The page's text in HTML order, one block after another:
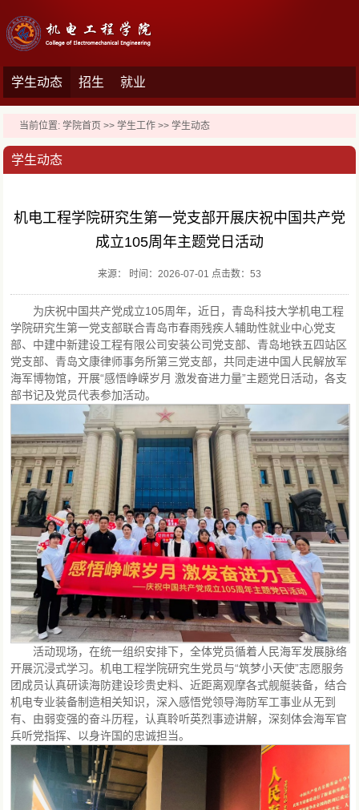
学生动态 招生 就业
当前位置:学院首页 >>学生工作 >>学生动态
学生动态
机电工程学院研究生第一党支部开展庆祝中国共产党
成立105周年主题党日活动
来源： 时间：2026-07-01 点击数： 53
为庆祝中国共产党成立105周年，近日，青岛科技大学机电工程
学院研究生第一党支部联合青岛市春雨残疾人辅助性就业中心党支
部、中建中新建设工程有限公司安装公司党支部、青岛地铁五四站区
党支部、青岛文康律师事务所第三党支部，共同走进中国人民解放军
海军博物馆，开展“感悟峥嵘岁月 激发奋进力量”主题党日活动，各支
部书记及党员代表参加活动。
活动现场，在统一组织安排下，全体党员循着人民海军发展脉络
开展沉浸式学习。机电工程学院研究生党员与“筑梦小天使”志愿服务
团成员认真研读海防建设珍贵史料、近距离观摩各式舰艇装备，结合
机电专业装备制造相关知识，深入感悟党领导海防军工事业从无到
有、由弱变强的奋斗历程，认真聆听英烈事迹讲解，深刻体会海军官
兵听党指挥、以身许国的忠诚担当。